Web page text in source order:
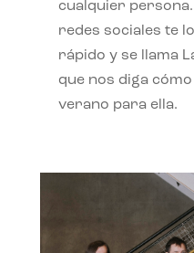
cualquier
redes sociales te
rápido y se llama
que nos diga
verano para ella.